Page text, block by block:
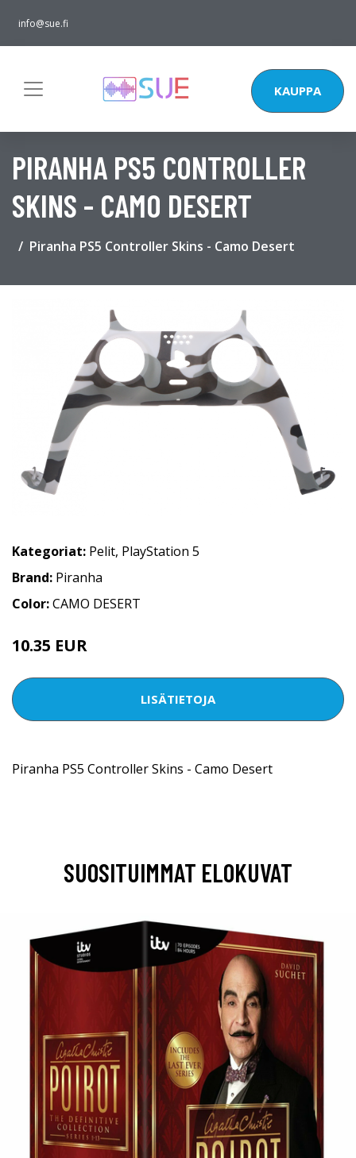
info@sue.fi
KAUPPA
PIRANHA PS5 CONTROLLER
SKINS - CAMO DESERT
Piranha PS5 Controller Skins - Camo Desert
Kategoriat: Pelit, PlayStation 5
Brand: Piranha
Color:CAMO DESERT
10.35 EUR
LISÄTIETOJA
Piranha PS5 Controller Skins - Camo Desert
SUOSITUIMMAT ELOKUVAT